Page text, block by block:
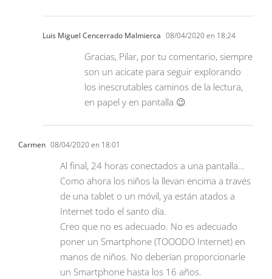
Luis Miguel Cencerrado Malmierca 08/04/2020 en 18:24
Gracias, Pilar, por tu comentario, siempre
son un acicate para seguir explorando
los inescrutables caminos de la lectura,
en papel y en pantalla 😉
Carmen 08/04/2020 en 18:01
Al final, 24 horas conectados a una pantalla…
Como ahora los niños la llevan encima a través
de una tablet o un móvil, ya están atados a
Internet todo el santo día.
Creo que no es adecuado. No es adecuado
poner un Smartphone (TOOODO Internet) en
manos de niños. No deberían proporcionarle
un Smartphone hasta los 16 años.